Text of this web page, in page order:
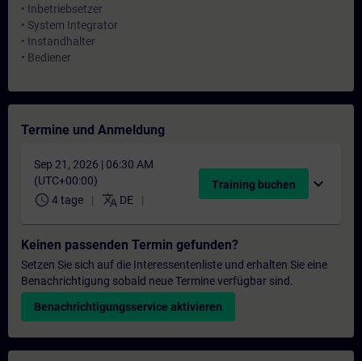
• Inbetriebsetzer
• System Integrator
• Instandhalter
• Bediener
Termine und Anmeldung
Sep 21, 2026 | 06:30 AM
(UTC+00:00)
schedule 4 tage translate DE
Training buchen expand_more
Keinen passenden Termin gefunden?
Setzen Sie sich auf die Interessentenliste und erhalten Sie eine
Benachrichtigung sobald neue Termine verfügbar sind.
Benachrichtigungsservice aktivieren